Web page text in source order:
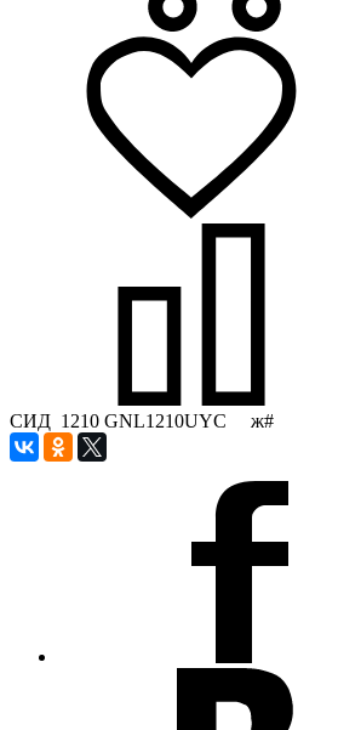
СИД 1210 GNL1210UYC ж#